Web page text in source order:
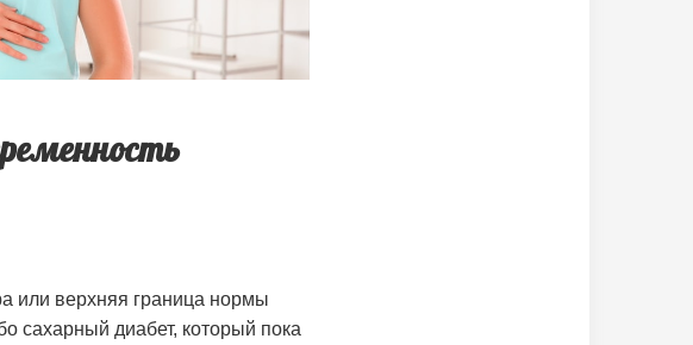
или верхняя граница нормы
сахарный диабет, который пока